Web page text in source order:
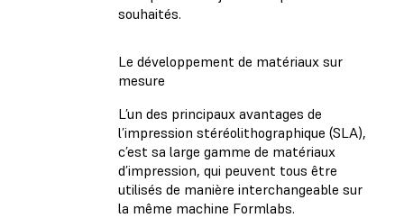
souhaités.
Le développement de matériaux sur
mesure
L’un des principaux avantages de
l’impression stéréolithographique (SLA),
c’est sa large gamme de matériaux
d’impression, qui peuvent tous être
utilisés de manière interchangeable sur
la même machine Formlabs.